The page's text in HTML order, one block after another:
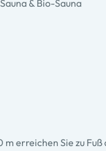
& Bio-Sauna
erreichen Sie zu